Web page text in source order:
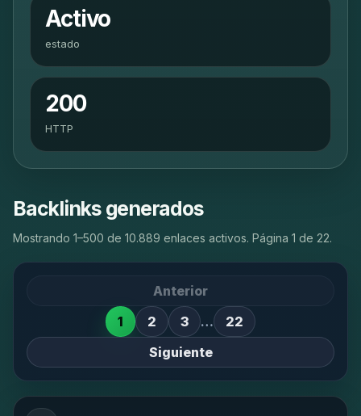
Activo
estado
200
HTTP
Backlinks generados
Mostrando 1–500 de 10.889 enlaces activos. Página 1 de 22.
Anterior
1
2 3 …
22
Siguiente